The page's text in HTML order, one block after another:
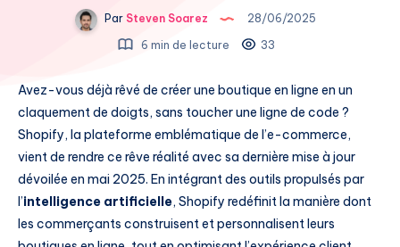
Par Steven Soarez
28/06/2025
6 min de lecture
33
Avez-vous déjà rêvé de créer une boutique en ligne en un
claquement de doigts, sans toucher une ligne de code ?
Shopify, la plateforme emblématique de l’e-commerce,
vient de rendre ce rêve réalité avec sa dernière mise à jour
dévoilée en mai 2025. En intégrant des outils propulsés par
l’intelligence artificielle, Shopify redéfinit la manière dont
les commerçants construisent et personnalisent leurs